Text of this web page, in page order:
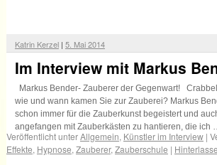
Katrin Kerzel| 5. Mai 2014
Im Interview mit Markus
Markus Bender- Zauberer der Gegenwart!
wie und wann kamen Sie zur Zauberei? Markus
schon immer für die Zauberkunst begeistert und
angefangen mit Zauberkästen zu hantieren, die ich
Veröffentlicht unterAllgemein, Künstler im Interview |
Effekte, Hypnose, Zauberer, Zauberschule |